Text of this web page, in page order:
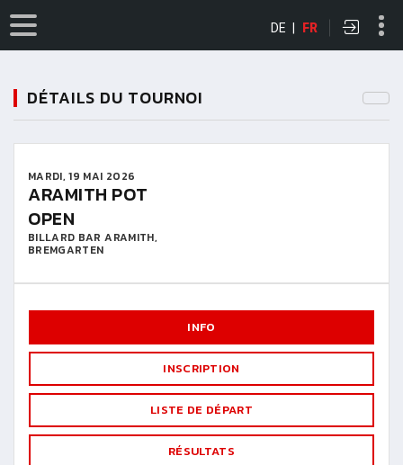
DE | FR
DÉTAILS DU TOURNOI
MARDI, 19 MAI 2026
ARAMITH POT
OPEN
BILLARD BAR ARAMITH,
BREMGARTEN
INFO
INSCRIPTION
LISTE DE DÉPART
RÉSULTATS